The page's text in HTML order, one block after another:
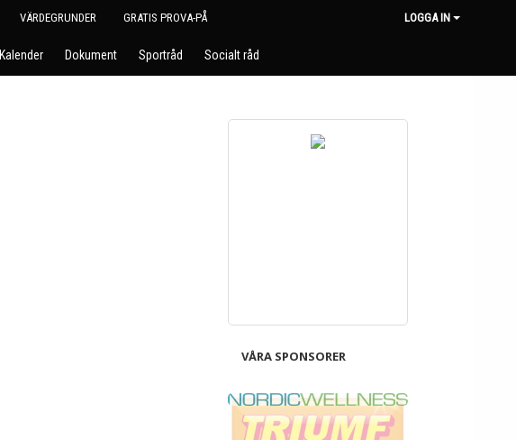
VÄRDEGRUNDER GRATIS PROVA-PÅ LOGGA IN
Kalender Dokument Sportråd Socialt råd
VÅRA SPONSORER